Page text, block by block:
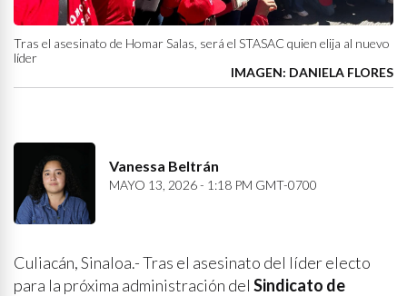
Tras el asesinato de Homar Salas, será el STASAC quien elija al nuevo
líder
IMAGEN: DANIELA FLORES
Vanessa Beltrán
MAYO 13, 2026 - 1:18 PM GMT-0700
Culiacán, Sinaloa.- Tras el asesinato del líder electo
para la próxima administración del Sindicato de